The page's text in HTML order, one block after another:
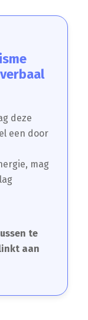
deze
een door
mag
te
aan